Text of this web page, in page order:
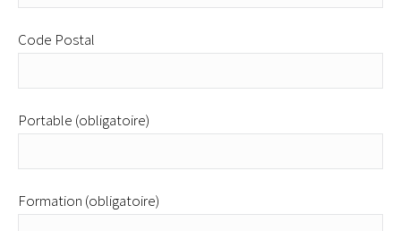
Code Postal
Portable (obligatoire)
Formation (obligatoire)